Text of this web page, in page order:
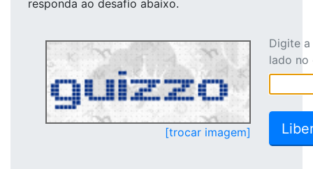
responda ao desafio abaixo.
[trocar imagem]
Digite
lado no